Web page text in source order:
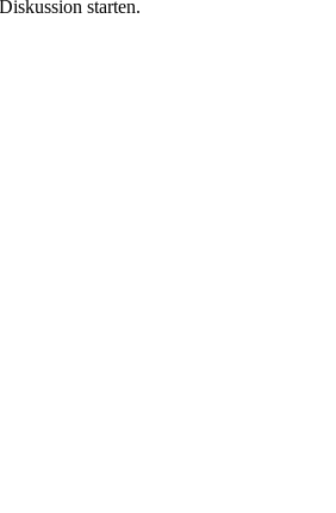
starten.